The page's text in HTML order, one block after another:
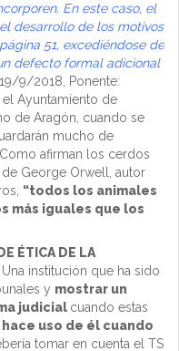
En este caso, el
desarrollo de los motivos
51, excediéndose de
defecto formal adicional
19/9/2018, Ponente:
el Ayuntamiento de
de Aragón, cuando se
mucho de
afirman los cerdos
de George Orwell, autor
“todos los animales
más iguales que los
ÉTICA DE LA
Una institución que ha sido
y mostrar un
judicial cuando estas
hace uso de él cuando
tomar en cuenta el TS